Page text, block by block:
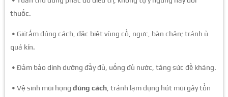
thuốc.
• Giữ ấm đúng cách, đặc biệt vùng cổ, ngực, bàn chân; tránh ủ
quá kín.
• Đảm bảo dinh dưỡng đầy đủ, uống đủ nước, tăng sức đề kháng.
• Vệ sinh mũi họng đúng cách, tránh lạm dụng hút mũi gây tổn